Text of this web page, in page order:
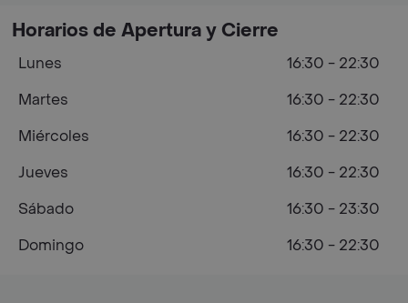
Horarios de Apertura y Cierre
Lunes
16:30 - 22:30
Martes
16:30 - 22:30
Miércoles
16:30 - 22:30
Jueves
16:30 - 22:30
Sábado
16:30 - 23:30
Domingo
16:30 - 22:30